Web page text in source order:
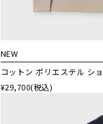
NEW
コットン ポリエステル シ
¥29,700(税込)